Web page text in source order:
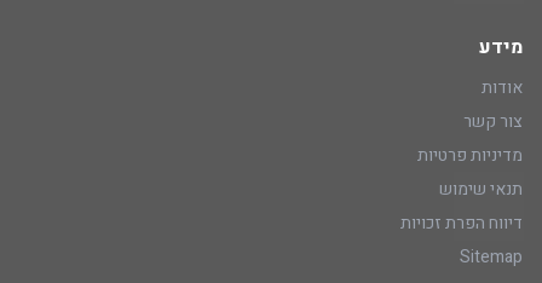
מידע
אודות
צור קשר
מדיניות פרטיות
תנאי שימוש
דיווח הפרת זכויות
Sitemap